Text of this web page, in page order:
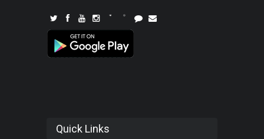
Quick Links